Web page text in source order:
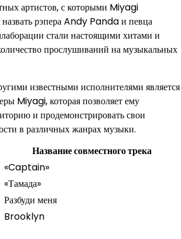
артистов, с которыми Miyagi
рэпера Andy Panda и певца
стали настоящими хитами и
прослушиваний на музыкальных
известными исполнителями является
Miyagi, которая позволяет ему
и продемонстрировать свои
в различных жанрах музыки.
Название совместного трека
«Captain»
«Тамада»
Разбуди меня
Brooklyn